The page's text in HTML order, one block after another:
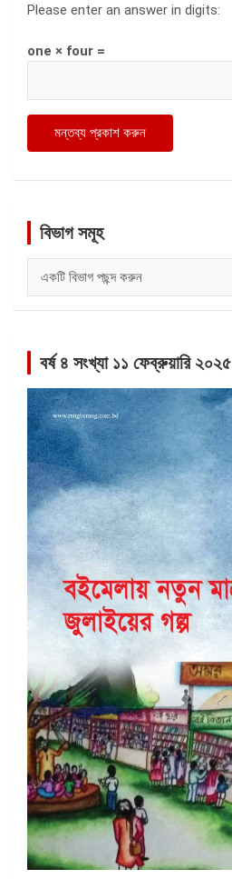
Please enter an answer in digits:
one × four =
বিভাগ সমূহ
সমূহ
বর্ষ ৪ সংখ্যা ১১ ফেব্রুয়ারি ২০২৫